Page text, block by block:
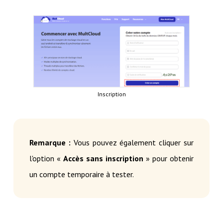
Inscription
Remarque : Vous pouvez également cliquer sur
l'option « Accès sans inscription » pour obtenir
un compte temporaire à tester.